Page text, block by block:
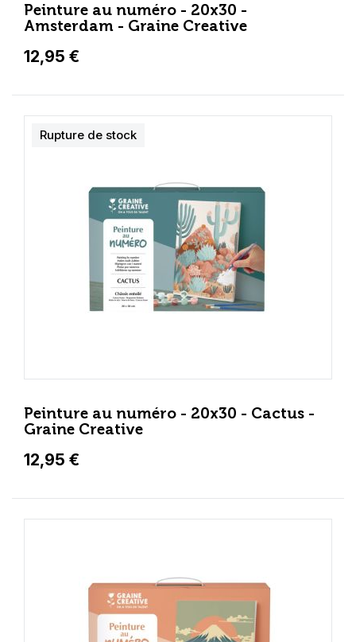
Peinture au numéro - 20x30 -
Amsterdam - Graine Creative
12,95 €
Peinture au numéro - 20x30 - Cactus -
Graine Creative
12,95 €
Rupture de stock